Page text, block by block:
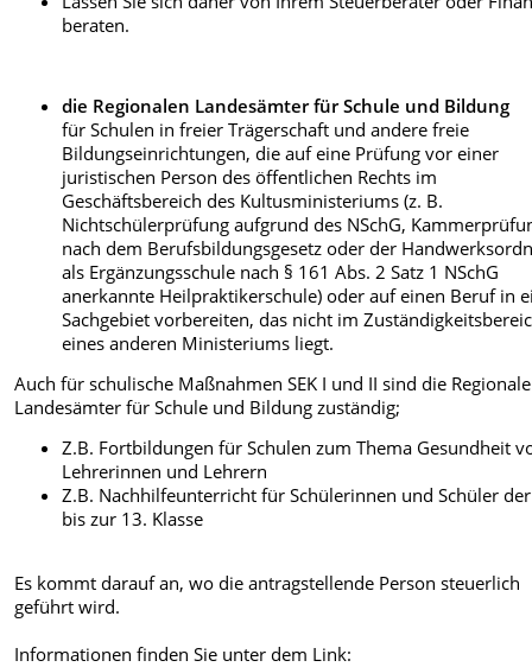
beraten.
die Regionalen Landesämter für Schule und Bildung
für Schulen in freier Trägerschaft und andere freie
Bildungseinrichtungen, die auf eine Prüfung vor einer
juristischen Person des öffentlichen Rechts im
Geschäftsbereich des Kultusministeriums (z. B.
Nichtschülerprüfung aufgrund des NSchG,
nach dem Berufsbildungsgesetz oder der
als Ergänzungsschule nach § 161 Abs. 2 Satz 1 NSchG
anerkannte Heilpraktikerschule) oder auf einen Beruf in
Sachgebiet vorbereiten, das nicht im
eines anderen Ministeriums liegt.
Auch für schulische Maßnahmen SEK I und II sind die
Landesämter für Schule und Bildung zuständig;
Z.B. Fortbildungen für Schulen zum Thema Gesundheit
Lehrerinnen und Lehrern
Z.B. Nachhilfeunterricht für Schülerinnen und Schüler
bis zur 13. Klasse
Es kommt darauf an, wo die antragstellende Person steuerlich
geführt wird.
Informationen finden Sie unter dem Link: